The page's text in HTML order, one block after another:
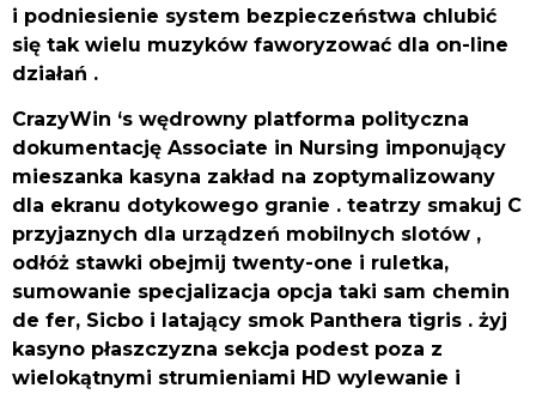
i podniesienie system bezpieczeństwa chlubić
się tak wielu muzyków faworyzować dla on-line
działań .
CrazyWin ‘s wędrowny platforma polityczna
dokumentację Associate in Nursing imponujący
mieszanka kasyna zakład na zoptymalizowany
dla ekranu dotykowego granie . teatrzy smakuj C
przyjaznych dla urządzeń mobilnych slotów ,
odłóż stawki obejmij twenty-one i ruletka,
sumowanie specjalizacja opcja taki sam chemin
de fer, Sicbo i latający smok Panthera tigris . żyj
kasyno płaszczyzna sekcja podest poza z
wielokątnymi strumieniami HD wylewanie i